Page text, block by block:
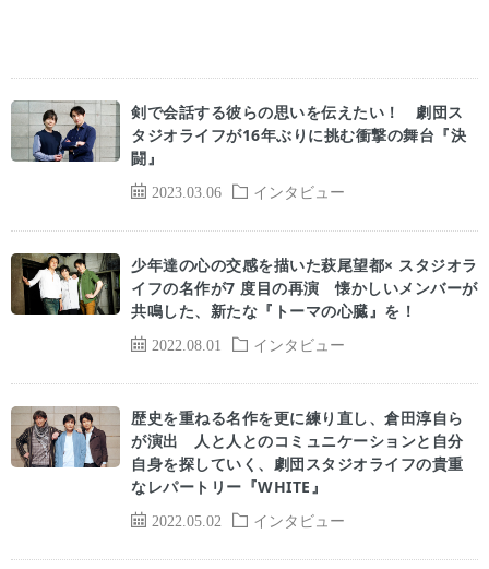
2023.03.06 インタビュー
剣で会話する彼らの思いを伝えたい！ 劇団ス
タジオライフが16年ぶりに挑む衝撃の舞台『決
闘』
2022.08.01 インタビュー
少年達の心の交感を描いた萩尾望都× スタジオラ
イフの名作が7 度目の再演 懐かしいメンバーが
共鳴した、新たな『トーマの心臓』を！
2022.05.02 インタビュー
歴史を重ねる名作を更に練り直し、倉田淳自ら
が演出 人と人とのコミュニケーションと自分
自身を探していく、劇団スタジオライフの貴重
なレパートリー『WHITE』